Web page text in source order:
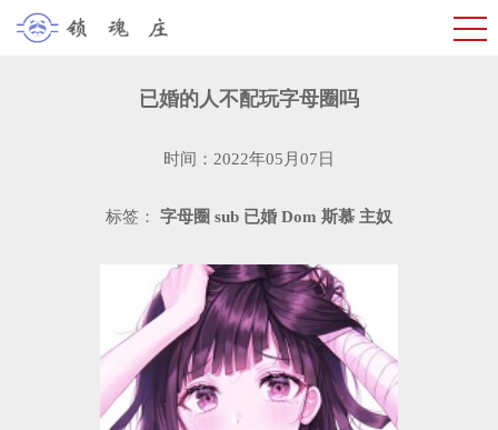
已婚的人不配玩字母圈吗
时间：2022年05月07日
标签： 字母圈 sub 已婚 Dom 斯慕 主奴